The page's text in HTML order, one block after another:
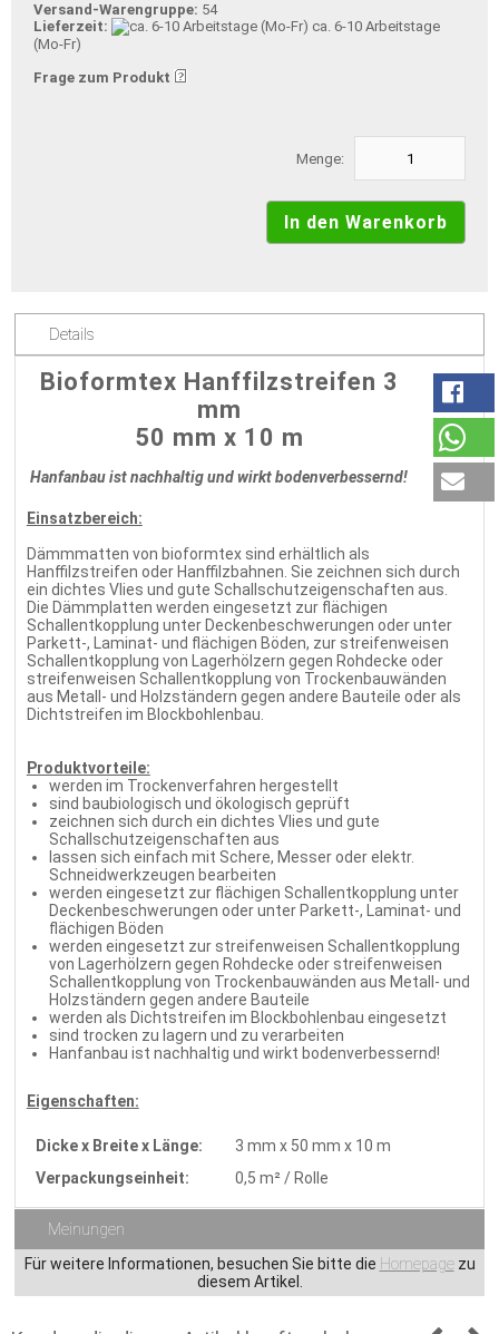
Versand-Warengruppe: 54
Lieferzeit:
ca. 6-10 Arbeitstage
(Mo-Fr)
Frage zum Produkt
Menge:
Details
Bioformtex Hanffilzstreifen 3
mm
50 mm x 10 m
Hanfanbau ist nachhaltig und wirkt bodenverbessernd!
Einsatzbereich:
Dämmmatten von bioformtex sind erhältlich als
Hanffilzstreifen oder Hanffilzbahnen. Sie zeichnen sich durch
ein dichtes Vlies und gute Schallschutzeigenschaften aus.
Die Dämmplatten werden eingesetzt zur flächigen
Schallentkopplung unter Deckenbeschwerungen oder unter
Parkett-, Laminat- und flächigen Böden, zur streifenweisen
Schallentkopplung von Lagerhölzern gegen Rohdecke oder
streifenweisen Schallentkopplung von Trockenbauwänden
aus Metall- und Holzständern gegen andere Bauteile oder als
Dichtstreifen im Blockbohlenbau.
Produktvorteile:
werden im Trockenverfahren hergestellt
sind baubiologisch und ökologisch geprüft
zeichnen sich durch ein dichtes Vlies und gute
Schallschutzeigenschaften aus
lassen sich einfach mit Schere, Messer oder elektr.
Schneidwerkzeugen bearbeiten
werden eingesetzt zur flächigen Schallentkopplung unter
Deckenbeschwerungen oder unter Parkett-, Laminat- und
flächigen Böden
werden eingesetzt zur streifenweisen Schallentkopplung
von Lagerhölzern gegen Rohdecke oder streifenweisen
Schallentkopplung von Trockenbauwänden aus Metall- und
Holzständern gegen andere Bauteile
werden als Dichtstreifen im Blockbohlenbau eingesetzt
sind trocken zu lagern und zu verarbeiten
Hanfanbau ist nachhaltig und wirkt bodenverbessernd!
Eigenschaften:
Dicke x Breite x Länge:
3 mm x 50 mm x 10 m
Verpackungseinheit:
0,5 m² / Rolle
Meinungen
Für weitere Informationen, besuchen Sie bitte die Homepagezu
diesem Artikel.